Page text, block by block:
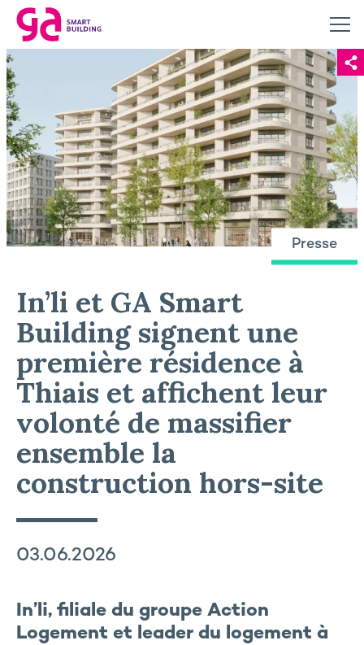
Presse
In’li et GA Smart
Building signent une
première résidence à
Thiais et affichent leur
volonté de massifier
ensemble la
construction hors-site
03.06.2026
In’li, filiale du groupe Action
Logement et leader du logement à